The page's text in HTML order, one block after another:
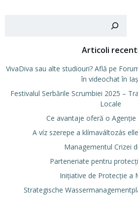
Articoli
VivaDiva sau alte studiouri? Află pe
în videochat în
Festivalul Serbările Scrumbiei 2025 –
Locale
Ce avantaje oferă o Agenție
A víz szerepe a klímaváltozás
Managementul Crizei
Parteneriate pentru
Inițiative de Protecție a
Strategische